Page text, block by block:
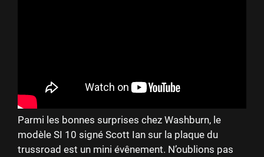
Parmi les bonnes surprises chez Washburn, le
modèle SI 10 signé Scott Ian sur la plaque du
trussroad est un mini évênement. N’oublions pas